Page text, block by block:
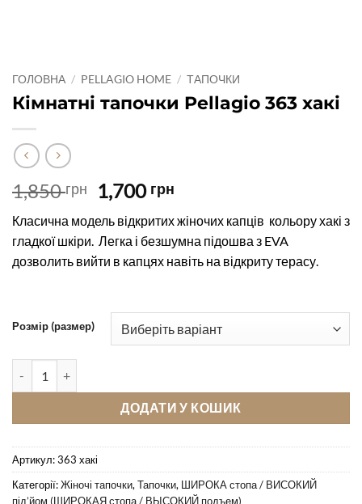
ГОЛОВНА / PELLAGIO HOME / ТАПОЧКИ
Кімнатні тапочки Pellagio 363 хакі
1,850грн
Оригінальна
ціна:
1,850 грн.
1,700 грн
1,700 грн.
Класична модель відкритих жіночих капців кольору хакі з
гладкої шкіри. Легка і безшумна підошва з EVA
дозволить вийти в капцях навіть на відкриту терасу.
Розмір (размер)
ДОДАТИ У КОШИК
Артикул:363 хакі
Категорії:Жіночі тапочки,Тапочки, ШИРОКА стопа / ВИСОКИЙ
під’йом (ШИРОКАЯ стопа / ВЫСОКИЙ подъем)